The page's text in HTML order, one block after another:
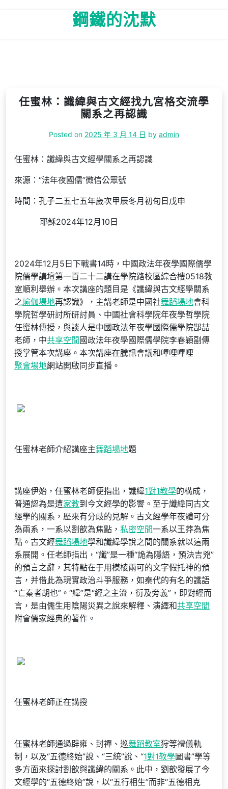
鋼鐵的沈默
任蜜林：讖緯與古文經找九宮格交流學
關系之再認識
Posted on 2025 年 3 月 14 日 by admin
任蜜林：讖緯與古文經學關系之再認識
來源：“法年夜國儒”微信公眾號
時間：孔子二五七五年歲次甲辰冬月初旬日戊申
耶穌2024年12月10日
2024年12月5日下戰書14時，中國政法年夜學國際儒學
院儒學講壇第一百二十二講在學院路校區綜合樓0518教
室順利舉辦。本次講座的題目是《讖緯與古文經學關系
之瑜伽場地再認識》，主講老師是中國社舞蹈場地會科
學院哲學研討所研討員、中國社會科學院年夜學哲學院
任蜜林傳授，與談人是中國政法年夜學國際儒學院郜喆
老師，中共享空間 國政法年夜學國際儒學院李春穎副傳
授掌管本次講座。本次講座在騰訊會議和嗶哩嗶哩
聚會場地網站開啟同步直播。
任蜜林老師介紹講座主舞蹈場地題
講座伊始，任蜜林老師便指出，讖緯1對1教學的構成，
普通認為是遭家教到今文經學的影響。至于讖緯同古文
經學的關系，歷來有分歧的見解。古文經學年夜體可分
為兩系，一系以劉歆為焦點， 私密空間一系以王莽為焦
點。古文經舞蹈場地學和讖緯學說之間的關系就以這兩
系展開。任老師指出，“讖”是一種“詭為隱語，預決吉兇”
的預言之辭，其特點在于用模棱兩可的文字假托神的預
言，并借此為現實政治斗爭服務，如秦代的有名的讖語
“亡秦者胡也”。“緯”是“經之主流，衍及旁義”，即對經而
言，是由儒生用陰陽災異之說來解釋、演繹和共享空間
附會儒家經典的著作。
任蜜林老師正在講授
任蜜林老師通過辟雍、封禪、巡舞蹈教室狩等禮儀軌
制，以及“五德終始”說、“三統”說、“1對1教學圖書”學等
多方面來探討劉歆與讖緯的關系。此中，劉歆發展了今
文經學的“五德終始”說，以“五行相生”而非“五德相克